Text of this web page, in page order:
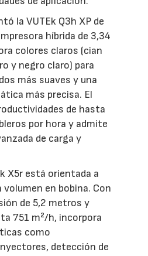
la VUTEk Q3h XP de
híbrida de 3,34
colores claros (cian
y negro claro) para
más suaves y una
más precisa. El
de hasta
por hora y admite
de carga y
X5r está orientada a
en bobina. Con
de 5,2 metros y
751 m²/h, incorpora
como
detección de